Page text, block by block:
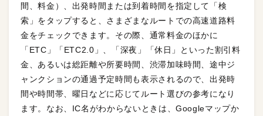
間、料金）、出発時間または到着時間を指定して「検
索」をタップすると、さまざまなルートでの高速道路料
金をチェックできます。その際、通常料金のほかに
「ETC」「ETC2.0」、「深夜」「休日」といった割引料
金、あるいは総距離や所要時間、渋滞加味時間、途中ジ
ャンクションの通過予定時間も表示されるので、出発時
間や時間帯、曜日などに応じてルート選びの参考になり
ます。なお、IC名がわからないときは、Googleマップか